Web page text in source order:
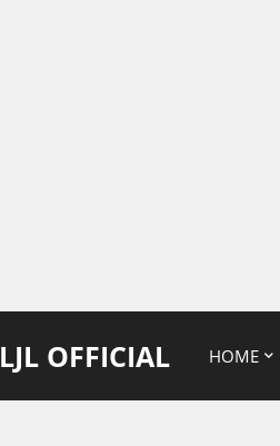
LJL OFFICIAL HOME